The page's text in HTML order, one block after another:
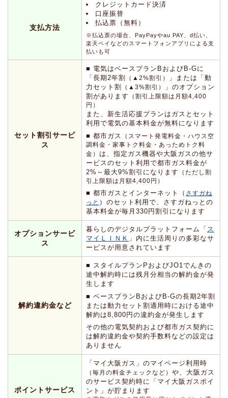
支払方法
クレジットカード決済
口座振替
払込票（無料）
※払込票の場合、PayPayやau PAY、d払い、
楽天ペイなどのスマートフォンアプリによる支
払いも可
セット割引サービ
ス
■ 電気はベースプランBおよびB-Gに
「長期2年割
（▲2%割引）
」または「動
力セット割
（▲3%割引）
」のオプション
割があります
（割引上限額は月額4,400
円）
また、新生活応援プランはガスとセット
利用で電気の基本料金が無料になります
■ 都市ガス
（スマート発電料金・ハウス空
調料金・家事トク料金・あっためトク料
金） は、指定ガス機器や大阪ガスの他サ
ービスのセット利用で都市ガス料金が
2%～最大9%割引になります
（ただし割
引上限額は月額4,400円）
■ 都市ガスとインターネット（ さすガね
っと ）のセット利用で、さすガねっとの
基本料金が毎月330円割引になります
オプションサービ
ス
暮らしのデジタルプラットフォーム「 ス
マイＬＩＮＫ 」内に生活周りの多彩なサ
ービスが用意されています
解約違約金など
■ スタイルプランPおよびJO1でんきの
途中解約時には残月分相当の解約金が発
生します
■ ベースプランBおよびB-Gの長期2年割
または動力セット割適用時における途中
解約は8,800円の違約金が発生します
その他の電気契約および都市ガス契約に
は解約違約金や契約手数料などの設定は
ありません
ポイントサービス
「マイ大阪ガス」のマイページ利用時
（毎月の料金チェックなど） や、大阪ガス
のサービス契約時に「マイ大阪ガスポイ
ント」が貯まります